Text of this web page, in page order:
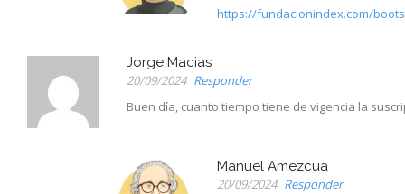
https://fundacionindex.com/
Jorge Macias
20/09/2024 Responder
Buen día, cuanto tiempo tiene de vigencia la
Manuel Amezcua
20/09/2024 Responder